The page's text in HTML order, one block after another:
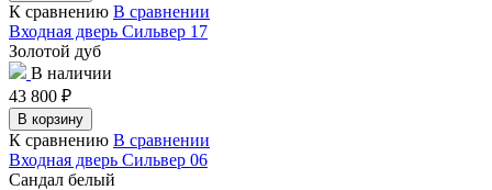
К сравнению В сравнении
Входная дверь Сильвер 17
Золотой дуб
В наличии
43 800 ₽
В корзину
К сравнению В сравнении
Входная дверь Сильвер 06
Сандал белый